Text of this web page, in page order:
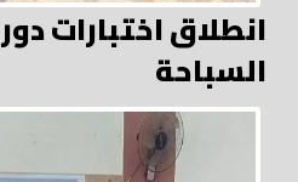
انطلاق اختبارات
السباحة